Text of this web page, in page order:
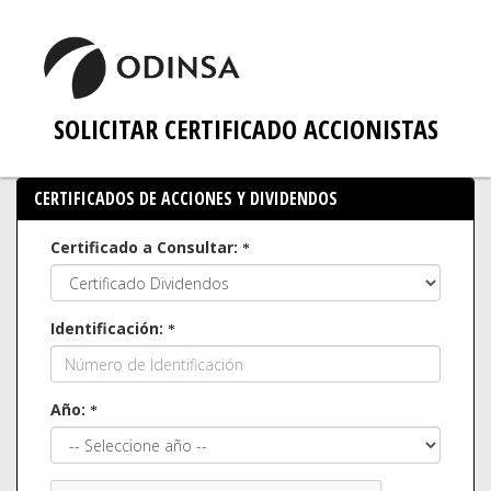
SOLICITAR CERTIFICADO ACCIONISTAS
CERTIFICADOS DE ACCIONES Y DIVIDENDOS
Certificado a Consultar:
Identificación:
Año: